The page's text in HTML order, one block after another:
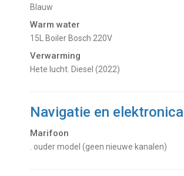
Blauw
Warm water
15L Boiler Bosch 220V
Verwarming
hete lucht. Diesel (2022)
Navigatie en elektronica
Marifoon
. ouder model (geen nieuwe kanalen)